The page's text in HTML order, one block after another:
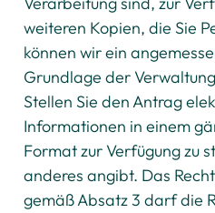
weiteren Kopien, die Sie
können wir ein
Grundlage der
Stellen Sie den Antrag
Informationen in einem
Format zur Verfügung zu
anderes angibt. Das
gemäß Absatz 3 darf die